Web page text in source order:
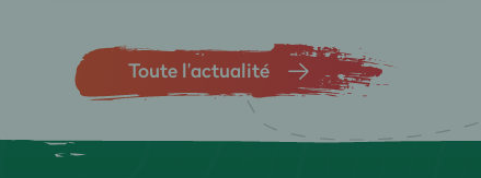
Toute l’actualité